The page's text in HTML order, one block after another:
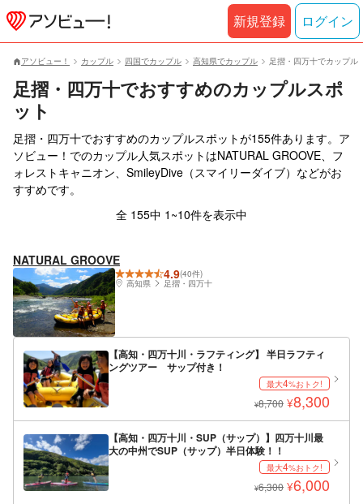
アソビュー！ カップル 四国でカップル 高知県でカップル 足摺・四万十でカップル
足摺・四万十でおすすめのカップルスポ
ット
足摺・四万十でおすすめのカップルスポットが155件あります。ア
ソビュー！でのカップル人気スポットはNATURAL GROOVE、フ
ォレストキャニオン、SmileyDive（スマイリーダイブ）などがお
すすめです。
全 155中 1~10件を表示中
NATURAL GROOVE
4.9(40件)
高知県
足摺・四万十
【高知・四万十川・ラフティング】 半日ラフティ
ングツアー サップ付き！
最大4%おトク!
¥8,700 ¥8,300
【高知・四万十川・SUP（サップ）】四万十川最
大の中州でSUP（サップ）半日体験！！
最大4%おトク!
¥6,300 ¥6,000
新規登録 ログイン